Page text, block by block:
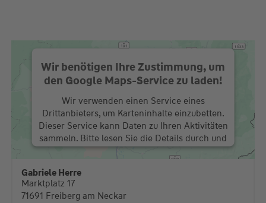
Wir benötigen Ihre Zustimmung, um
den Google Maps-Service zu laden!
Wir verwenden einen Service eines
Drittanbieters, um Karteninhalte einzubetten.
Dieser Service kann Daten zu Ihren Aktivitäten
sammeln. Bitte lesen Sie die Details durch und
stimmen Sie der Nutzung des Service zu, um
diese Karte anzuzeigen.
Gabriele Herre
Marktplatz 17
71691 Freiberg am Neckar